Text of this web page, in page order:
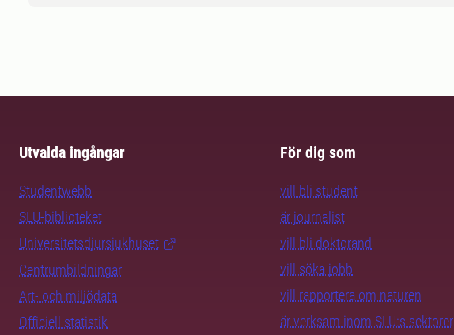
Utvalda ingångar
Studentwebb
SLU-biblioteket
Universitetsdjursjukhuset
Centrumbildningar
Art- och miljödata
Officiell statistik
För dig som
vill bli student
är journalist
vill bli doktorand
vill söka jobb
vill rapportera om naturen
är verksam inom SLU:s sektorer